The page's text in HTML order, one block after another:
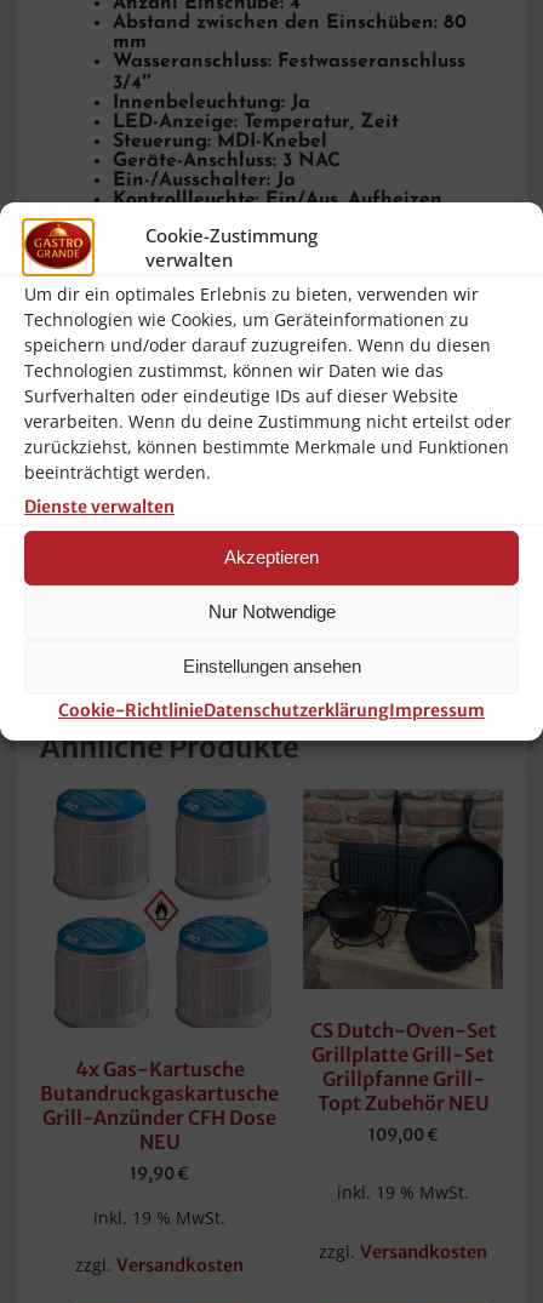
Cookie-Zustimmung
verwalten
Um dir ein optimales Erlebnis zu bieten, verwenden wir
Technologien wie Cookies, um Geräteinformationen zu
speichern und/oder darauf zuzugreifen. Wenn du diesen
Technologien zustimmst, können wir Daten wie das
Surfverhalten oder eindeutige IDs auf dieser Website
verarbeiten. Wenn du deine Zustimmung nicht erteilst oder
zurückziehst, können bestimmte Merkmale und Funktionen
beeinträchtigt werden.
Dienste verwalten
Akzeptieren
Nur Notwendige
Einstellungen ansehen
Cookie-RichtlinieDatenschutzerklärungImpressum
Abstand zwischen den Einschüben: 80
mm
Wasseranschluss: Festwasseranschluss
3/4″
Innenbeleuchtung: Ja
LED-Anzeige: Temperatur, Zeit
Steuerung: MDI-Knebel
Geräte-Anschluss: 3 NAC
Ein-/Ausschalter: Ja
Kontrollleuchte: Ein/Aus, Aufheizen,
Inklusive: 4 Bleche, 1 Zulaufschlauch
Anschlusswert: 6,4 kW | 400 V | 50 Hz
Anzahl Garprogramme: 1
Anzahl Garphasen: 1
Anzahl Lüfter: 2
Schutzart: IPX3
Serie: AT
Maße: B 835 x T 765 x H 570 mm
Gewicht: 69 kg
Eigenschaften: Abgerundete Backkammer
Auflageschienen herausnehmbar
Anzeige für Temperatur und Zeit Memory-
Funktion Mögliche Pausierung des
Garprozesses über Temperaturregler
Signalton nach Ablauf der Zeit (1 – 120
Minuten)
Ähnliche Produkte
4x Gas-Kartusche
Butandruckgaskartusche
Grill-Anzünder CFH Dose
NEU
19,90 €
inkl. 19 % MwSt.
zzgl.Versandkosten
CS Dutch-Oven-Set
Grillplatte Grill-Set
Grillpfanne Grill-
Topt Zubehör NEU
109,00 €
inkl. 19 % MwSt.
zzgl. Versandkosten